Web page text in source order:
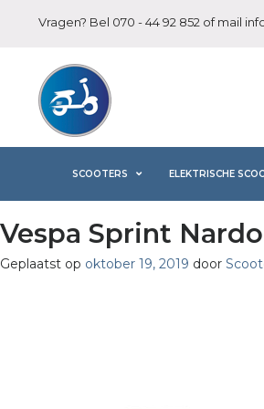
Vragen? Bel 070 - 44 92 852 of mail
SCOOTERS ELEKTRISCHE
Vespa Sprint
Geplaatst op oktober 19, 2019 door